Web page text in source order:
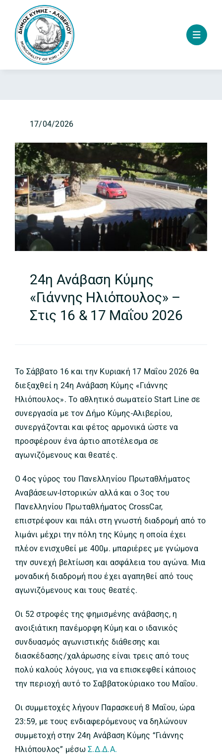
content
17/04/2026
24η Ανάβαση Κύμης
«Γιάννης Ηλιόπουλος» –
Στις 16 & 17 Μαΐου 2026
Το Σάββατο 16 και την Κυριακή 17 Μαΐου 2026 θα
διεξαχθεί η 24η Ανάβαση Κύμης «Γιάννης
Ηλιόπουλος». Το αθλητικό σωματείο Start Line σε
συνεργασία με τον Δήμο Κύμης-Αλιβερίου,
συνεργάζονται και φέτος αρμονικά ώστε να
προσφέρουν ένα άρτιο αποτέλεσμα σε
αγωνιζόμενους και θεατές.
Ο 4ος γύρος του Πανελληνίου Πρωταθλήματος
Αναβάσεων-Ιστορικών αλλά και ο 3ος του
Πανελληνίου Πρωταθλήματος CrossCar,
επιστρέφουν και πάλι στη γνωστή διαδρομή από το
λιμάνι μέχρι την πόλη της Κύμης η οποία έχει
πλέον ενισχυθεί με 400μ. μπαριέρες με γνώμονα
την συνεχή βελτίωση και ασφάλεια του αγώνα. Μια
μοναδική διαδρομή που έχει αγαπηθεί από τους
αγωνιζόμενους και τους θεατές.
Οι 52 στροφές της φημισμένης ανάβασης, η
ανοιξιάτικη πανέμορφη Κύμη και ο ιδανικός
συνδυασμός αγωνιστικής διάθεσης και
διασκέδασης/χαλάρωσης είναι τρεις από τους
πολύ καλούς λόγους, για να επισκεφθεί κάποιος
την περιοχή αυτό το Σαββατοκύριακο του Μαΐου.
Οι συμμετοχές λήγουν Παρασκευή 8 Μαΐου, ώρα
23:59, με τους ενδιαφερόμενους να δηλώνουν
συμμετοχή στην 24η Ανάβαση Κύμης “Γιάννης
Ηλιόπουλος” μέσωΣ.Δ.Δ.Α.